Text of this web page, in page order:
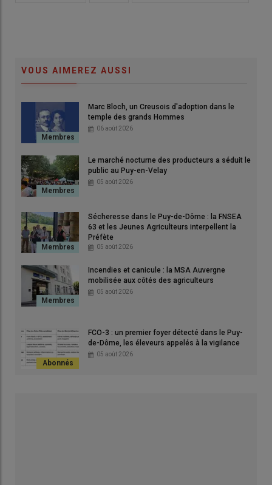
VOUS AIMEREZ AUSSI
Marc Bloch, un Creusois d'adoption dans le
temple des grands Hommes
06 août 2026
Le marché nocturne des producteurs a séduit le
public au Puy-en-Velay
05 août 2026
Sécheresse dans le Puy-de-Dôme : la FNSEA
63 et les Jeunes Agriculteurs interpellent la
Préfète
05 août 2026
Incendies et canicule : la MSA Auvergne
mobilisée aux côtés des agriculteurs
05 août 2026
FCO-3 : un premier foyer détecté dans le Puy-
de-Dôme, les éleveurs appelés à la vigilance
05 août 2026